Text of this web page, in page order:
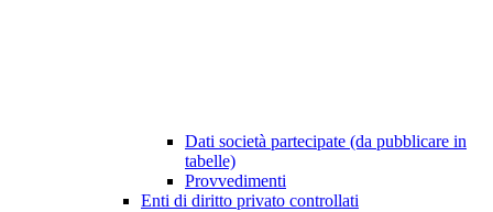
Dati società partecipate (da pubblicare in
tabelle)
Provvedimenti
Enti di diritto privato controllati